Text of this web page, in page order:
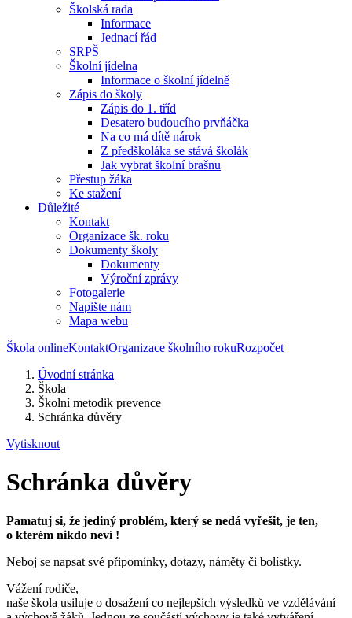
Školská rada
Informace
Jednací řád
SRPŠ
Školní jídelna
Informace o školní jídelně
Zápis do školy
Zápis do 1. tříd
Desatero budoucího prvňáčka
Na co má dítě nárok
Z předškoláka se stává školák
Jak vybrat školní brašnu
Přestup žáka
Ke stažení
Důležité
Kontakt
Organizace šk. roku
Dokumenty školy
Dokumenty
Výroční zprávy
Fotogalerie
Napište nám
Mapa webu
Škola onlineKontaktOrganizace školního rokuRozpočet
Úvodní stránka
Škola
Školní metodik prevence
Schránka důvěry
Vytisknout
Schránka důvěry
Pamatuj si, že jediný problém, který se nedá vyřešit, je ten,
o kterém nikdo neví !
Neboj se napsat své připomínky, dotazy, náměty či bolístky.
Vážení rodiče,
naše škola usiluje o dosažení co nejlepších výsledků ve vzdělávání